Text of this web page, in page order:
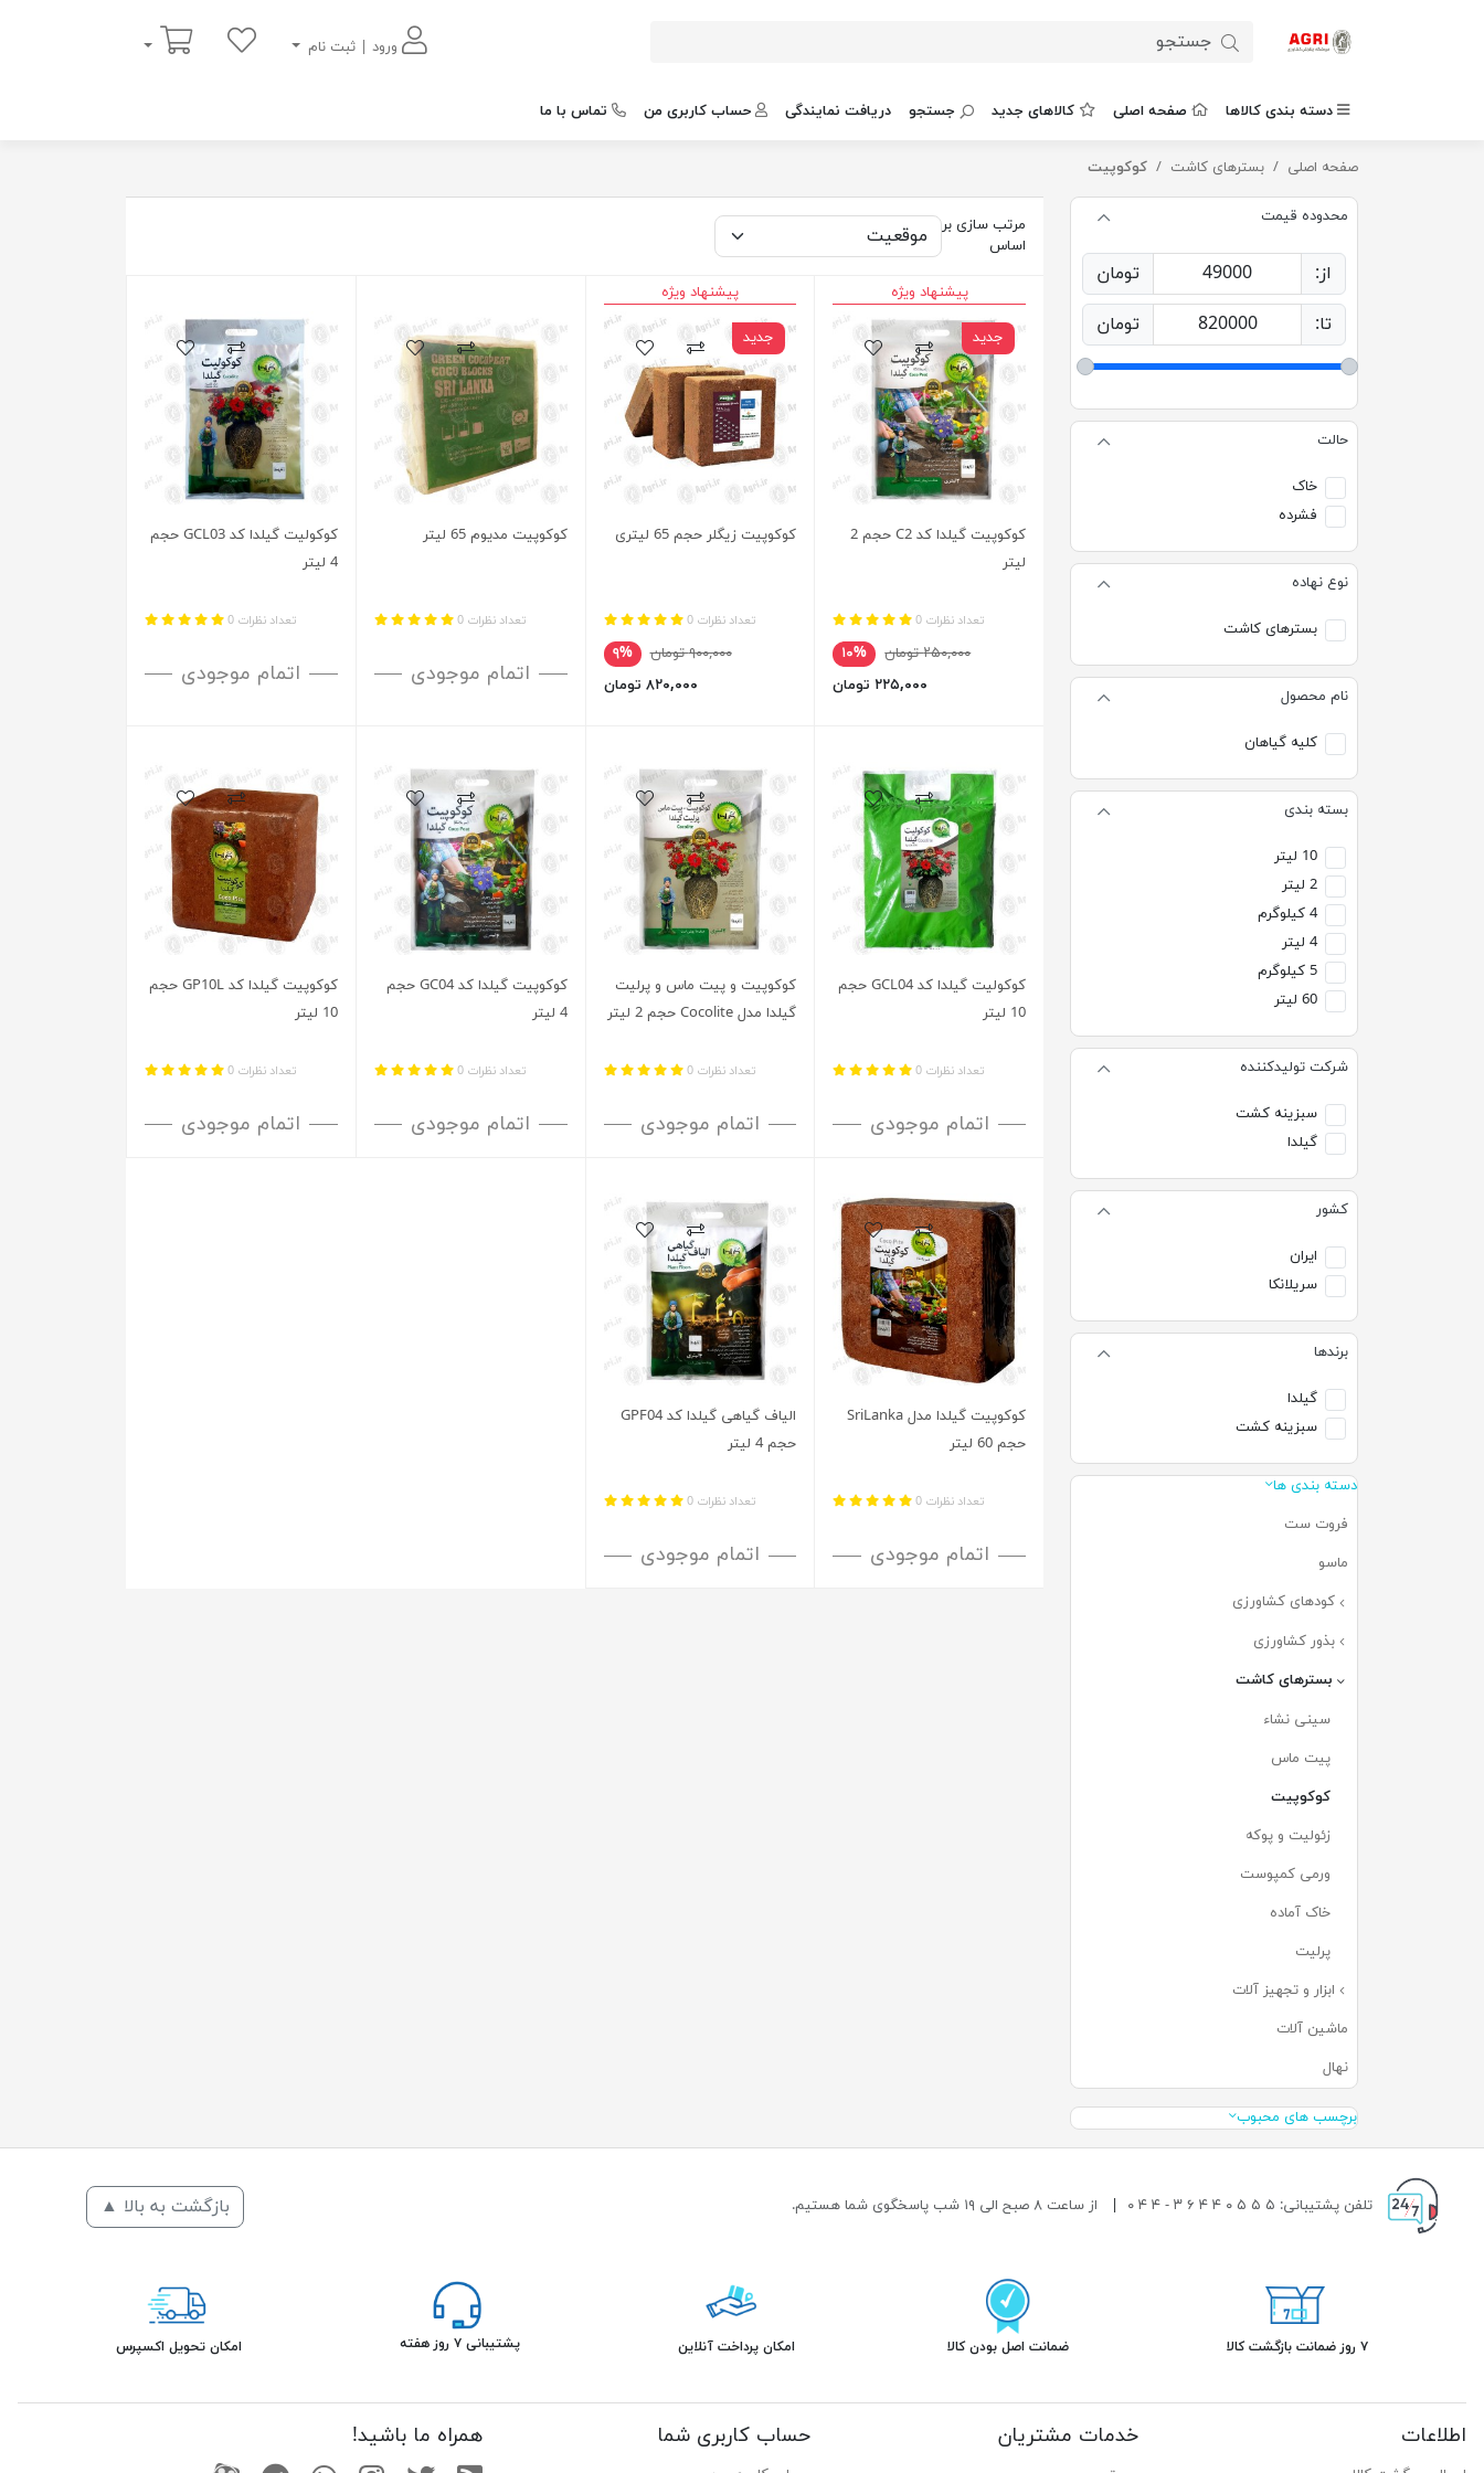
ورود | ثبت نام
سبد خرید
دسته بندی کالاها صفحه اصلی کالاهای جدید جستجو دریافت نمایندگی حساب کاربری من تماس با ما
صفحه اصلی بسترهای کاشت کوکوپیت
محدوده قیمت
از: 49000 تومان
تا: 820000 تومان
حالت
خاک
فشرده
نوع نهاده
بسترهای کاشت
نام محصول
کلیه گیاهان
بسته بندی
10 لیتر
2 لیتر
4 کیلوگرم
4 لیتر
5 کیلوگرم
60 لیتر
شرکت تولیدکننده
سبزینه کشت
گیلدا
کشور
ایران
سریلانکا
برندها
گیلدا
سبزینه کشت
دسته بندی ها
فروت ست
ماسو
کودهای کشاورزی
بذور کشاورزی
بسترهای کاشت
سینی نشاء
پیت ماس
کوکوپیت
زئولیت و پوکه
ورمی کمپوست
خاک آماده
پرلیت
ابزار و تجهیز آلات
ماشین آلات
نهال
برچسب های محبوب
مرتب سازی بر
اساس
جدید
پیشنهاد ویژه
کوکوپیت گیلدا کد C2 حجم 2
لیتر
تعداد نظرات 0
۲۵۰,۰۰۰ تومان
۱۰%
۲۲۵,۰۰۰ تومان
جدید
پیشنهاد ویژه
کوکوپیت زیگلر حجم 65 لیتری
تعداد نظرات 0
۹۰۰,۰۰۰ تومان
۹%
۸۲۰,۰۰۰ تومان
کوکوپیت مدیوم 65 لیتر
تعداد نظرات 0
اتمام موجودی
کوکولیت گیلدا کد GCL03 حجم
4 لیتر
تعداد نظرات 0
اتمام موجودی
کوکولیت گیلدا کد GCL04 حجم
10 لیتر
تعداد نظرات 0
اتمام موجودی
کوکوپیت و پیت ماس و پرلیت
گیلدا مدل Cocolite حجم 2 لیتر
تعداد نظرات 0
اتمام موجودی
کوکوپیت گیلدا کد GC04 حجم
4 لیتر
تعداد نظرات 0
اتمام موجودی
کوکوپیت گیلدا کد GP10L حجم
10 لیتر
تعداد نظرات 0
اتمام موجودی
کوکوپیت گیلدا مدل SriLanka
حجم 60 لیتر
تعداد نظرات 0
اتمام موجودی
الیاف گیاهی گیلدا کد GPF04
حجم 4 لیتر
تعداد نظرات 0
اتمام موجودی
تلفن پشتیبانی: ۵ ۵ ۵ ۰ ۴ ۴ ۶ ۳ - ۴ ۴ ۰ از ساعت ۸ صبح الی ۱۹ شب پاسخگوی شما هستیم. بازگشت به بالا ▲
۷ روز ضمانت بازگشت کالا ضمانت اصل بودن کالا امکان پرداخت آنلاین پشتیبانی ۷ روز هفته امکان تحویل اکسپرس
اطلاعات خدمات مشتریان حساب کاربری شما همراه ما باشید!